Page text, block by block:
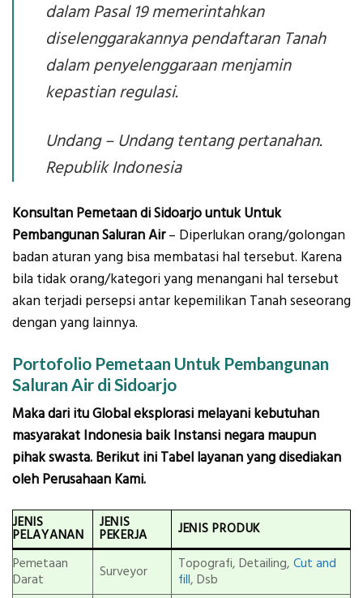
dalam Pasal 19 memerintahkan
diselenggarakannya pendaftaran Tanah
dalam penyelenggaraan menjamin
kepastian regulasi.
Undang – Undang tentang pertanahan.
Republik Indonesia
Konsultan Pemetaan di Sidoarjo untuk Untuk
Pembangunan Saluran Air– Diperlukan orang/golongan
badan aturan yang bisa membatasi hal tersebut. Karena
bila tidak orang/kategori yang menangani hal tersebut
akan terjadi persepsi antar kepemilikan Tanah seseorang
dengan yang lainnya.
Portofolio Pemetaan Untuk Pembangunan
Saluran Air di Sidoarjo
Maka dari itu Global eksplorasi melayani kebutuhan
masyarakat Indonesia baik Instansi negara maupun
pihak swasta. Berikut ini Tabel layanan yang disediakan
oleh Perusahaan Kami.
JENIS
PELAYANAN
JENIS
PEKERJA JENIS PRODUK
Pemetaan
Darat
Surveyor Topografi, Detailing, Cut and
fill, Dsb